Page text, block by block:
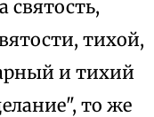
святость,
тихой,
и тихий
то же